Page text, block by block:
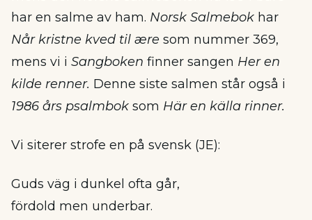
har en salme av ham. Norsk Salmebok har
Når kristne kved til ære som nummer 369,
mens vi i Sangboken finner sangen Her en
kilde renner. Denne siste salmen står også i
1986 års psalmbok som Här en källa rinner.
Vi siterer strofe en på svensk (JE):
Guds väg i dunkel ofta går,
fördold men underbar.